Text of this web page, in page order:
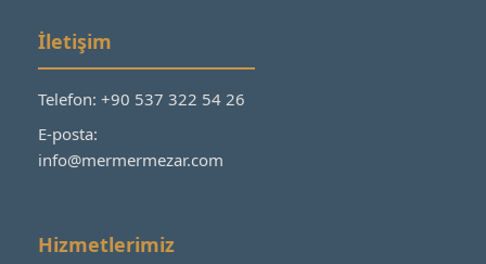
İletişim
Telefon: +90 537 322 54 26
E-posta:
info@mermermezar.com
Hizmetlerimiz